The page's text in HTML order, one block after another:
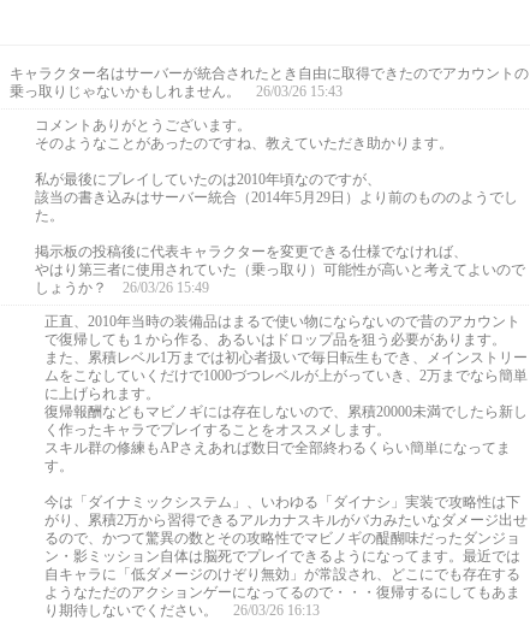
キャラクター名はサーバーが統合されたとき自由に取得できたのでアカウントの
乗っ取りじゃないかもしれません。
26/03/26 15:43
コメントありがとうございます。
そのようなことがあったのですね、教えていただき助かります。
私が最後にプレイしていたのは2010年頃なのですが、
該当の書き込みはサーバー統合（2014年5月29日）より前のもののようでし
た。
掲示板の投稿後に代表キャラクターを変更できる仕様でなければ、
やはり第三者に使用されていた（乗っ取り）可能性が高いと考えてよいので
しょうか？
26/03/26 15:49
正直、2010年当時の装備品はまるで使い物にならないので昔のアカウント
で復帰しても１から作る、あるいはドロップ品を狙う必要があります。
また、累積レベル1万までは初心者扱いで毎日転生もでき、メインストリー
ムをこなしていくだけで1000づつレベルが上がっていき、2万までなら簡単
に上げられます。
復帰報酬などもマビノギには存在しないので、累積20000未満でしたら新し
く作ったキャラでプレイすることをオススメします。
スキル群の修練もAPさえあれば数日で全部終わるくらい簡単になってま
す。
今は「ダイナミックシステム」、いわゆる「ダイナシ」実装で攻略性は下
がり、累積2万から習得できるアルカナスキルがバカみたいなダメージ出せ
るので、かつて驚異の数とその攻略性でマビノギの醍醐味だったダンジョ
ン・影ミッション自体は脳死でプレイできるようになってます。最近では
自キャラに「低ダメージのけぞり無効」が常設され、どこにでも存在する
ようなただのアクションゲーになってるので・・・復帰するにしてもあま
り期待しないでください。
26/03/26 16:13